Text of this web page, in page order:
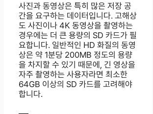
사진과 동영상은 특히 많은 저장 공
간을 요구하는 데이터입니다. 고해상
도 사진이나 4K 동영상을 촬영하는
경우에는 더 큰 용량의 SD 카드가 필
요합니다. 일반적인 HD 화질의 동영
상은 약 1분당 200MB 정도의 용량
을 차지할 수 있기 때문에, 긴 영상을
자주 촬영하는 사용자라면 최소한
64GB 이상의 SD 카드를 고려해야
합니다.